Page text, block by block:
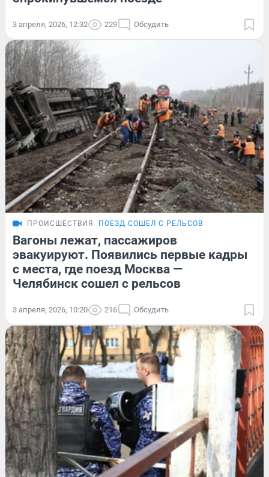
3 апреля, 2026, 12:32 229 Обсудить
ПРОИСШЕСТВИЯ ПОЕЗД СОШЕЛ С РЕЛЬСОВ
Вагоны лежат, пассажиров
эвакуируют. Появились первые кадры
с места, где поезд Москва —
Челябинск сошел с рельсов
3 апреля, 2026, 10:20 216 Обсудить